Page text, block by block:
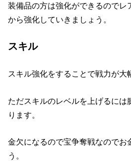
装備品の方は強化ができるのでレ
から強化していきましょう。
スキル
スキル強化をすることで戦力が大
ただスキルのレベルを上げるには
ります。
金欠になるので宝争奪戦なのでお
う。